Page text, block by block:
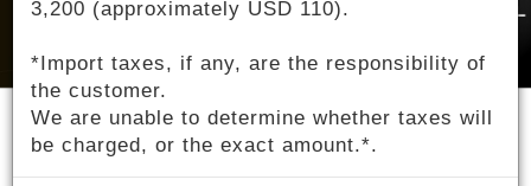
Contestant Sponsorship
3,200 (approximately USD 110).
*Import taxes, if any, are the responsibility of
the customer.
We are unable to determine whether taxes will
be charged, or the exact amount.*.